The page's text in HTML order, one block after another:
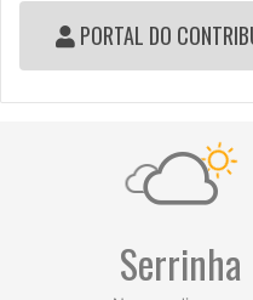
PORTAL DO
Serrinha